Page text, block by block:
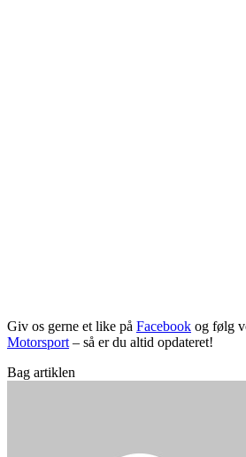
Giv os gerne et like på Facebook og følg
Motorsport – så er du altid opdateret!
Bag artiklen